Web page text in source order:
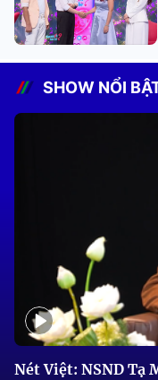
SHOW NỔI
Nét Việt: NSND Tạ